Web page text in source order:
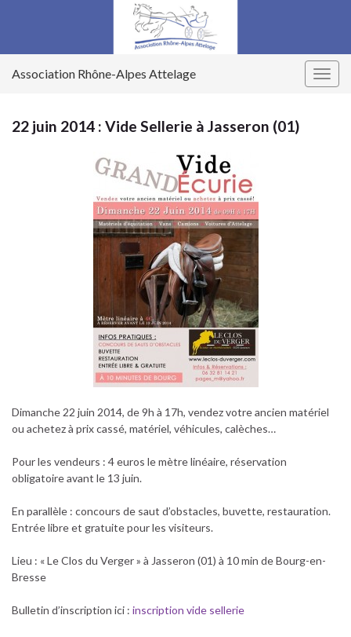
Association Rhône-Alpes Attelage
22 juin 2014 : Vide Sellerie à Jasseron (01)
Dimanche 22 juin 2014, de 9h à 17h, vendez votre ancien matériel
ou achetez à prix cassé, matériel, véhicules, calèches…
Pour les vendeurs : 4 euros le mètre linéaire, réservation
obligatoire avant le 13 juin.
En parallèle : concours de saut d’obstacles, buvette, restauration.
Entrée libre et gratuite pour les visiteurs.
Lieu : « Le Clos du Verger » à Jasseron (01) à 10 min de Bourg-en-
Bresse
Bulletin d’inscription ici : inscription vide sellerie